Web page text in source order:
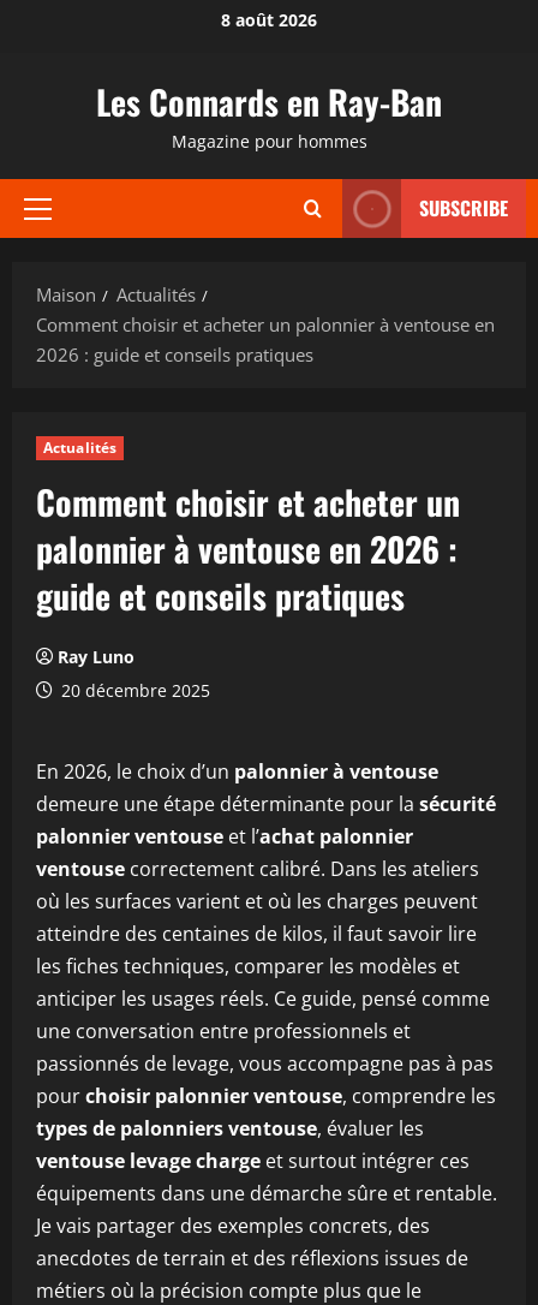
8 août 2026
Les Connards en Ray-Ban
Magazine pour hommes
Menu
SUBSCRIBE
Maison
Actualités
Comment choisir et acheter un palonnier à ventouse en
2026 : guide et conseils pratiques
Actualités
Comment choisir et acheter un
palonnier à ventouse en 2026 :
guide et conseils pratiques
Ray Luno
20 décembre 2025
En 2026, le choix d’un palonnier à ventouse
demeure une étape déterminante pour la sécurité
palonnier ventouse et l’achat palonnier
ventouse correctement calibré. Dans les ateliers
où les surfaces varient et où les charges peuvent
atteindre des centaines de kilos, il faut savoir lire
les fiches techniques, comparer les modèles et
anticiper les usages réels. Ce guide, pensé comme
une conversation entre professionnels et
passionnés de levage, vous accompagne pas à pas
pourchoisir palonnier ventouse, comprendre les
types de palonniers ventouse, évaluer les
ventouse levage charge et surtout intégrer ces
équipements dans une démarche sûre et rentable.
Je vais partager des exemples concrets, des
anecdotes de terrain et des réflexions issues de
métiers où la précision compte plus que le